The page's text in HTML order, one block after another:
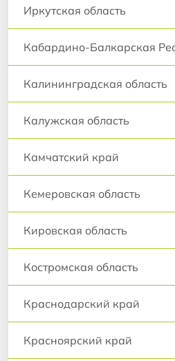
Иркутская область
Кабардино-Балкарская
Калининградская область
Калужская область
Камчатский край
Кемеровская область
Кировская область
Костромская область
Краснодарский край
Красноярский край